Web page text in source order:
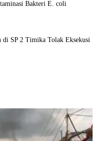
Bakteri E. coli
di SP 2 Timika Tolak Eksekusi